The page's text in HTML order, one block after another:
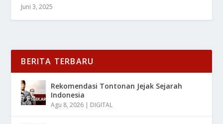
Juni 3, 2025
BERITA TERBARU
Rekomendasi Tontonan Jejak Sejarah
Indonesia
Agu 8, 2026 | DIGITAL